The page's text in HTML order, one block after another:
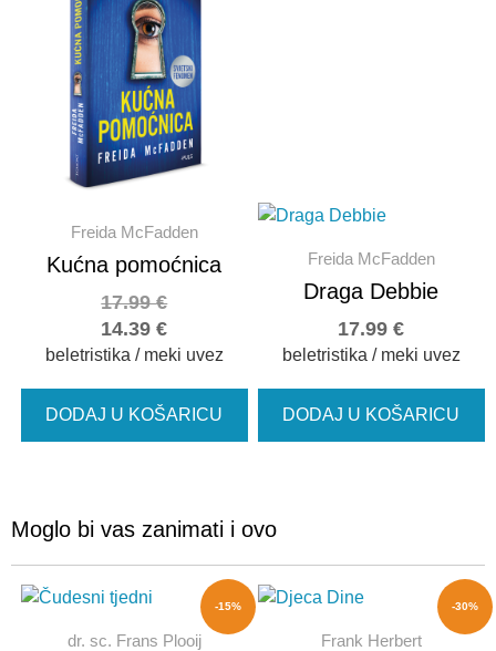
Freida McFadden
Kućna pomoćnica
14.39€
17.99€
beletristika / meki uvez
DODAJ U KOŠARICU
Freida McFadden
Draga Debbie
17.99€
beletristika / meki uvez
DODAJ U KOŠARICU
Moglo bi vas zanimati i ovo
-15%
dr. sc. Frans Plooij
-30%
Frank Herbert